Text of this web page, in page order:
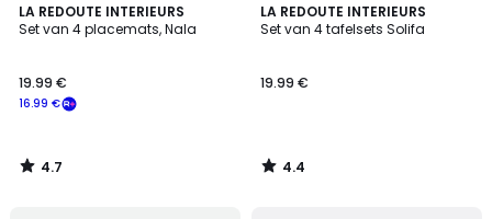
LA REDOUTE INTERIEURS
Set van 4 placemats, Nala
16.99 €
19.99 €
4.7
/ 5
4.7
/
LA REDOUTE INTERIEURS
Set van 4 tafelsets Solifa
19.99 €
4.4
/ 5
4.4
/